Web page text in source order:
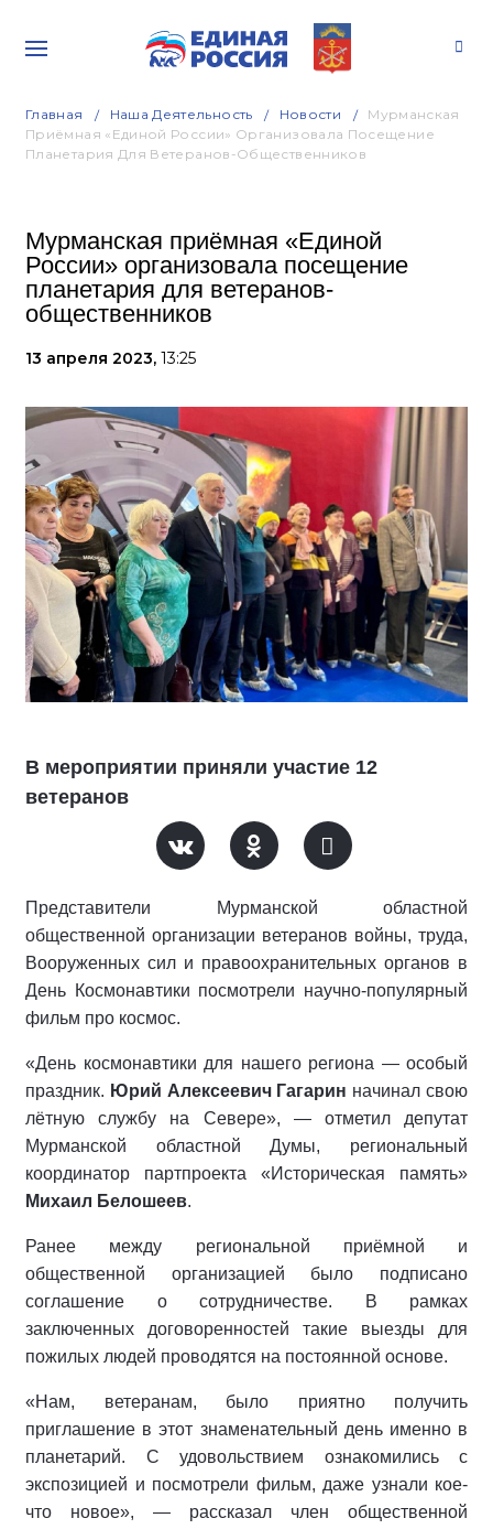
Главная Наша Деятельность Новости
Мурманская
Приёмная «Единой России» Организовала Посещение
Планетария Для Ветеранов-Общественников
Мурманская приёмная «Единой
России» организовала посещение
планетария для ветеранов-
общественников
13 апреля 2023, 13:25
В мероприятии приняли участие 12
ветеранов
Представители Мурманской областной
общественной организации ветеранов войны, труда,
Вооруженных сил и правоохранительных органов в
День Космонавтики посмотрели научно-популярный
фильм про космос.
«День космонавтики для нашего региона — особый
праздник. Юрий Алексеевич Гагарин начинал свою
лётную службу на Севере», — отметил депутат
Мурманской областной Думы, региональный
координатор партпроекта «Историческая память»
Михаил Белошеев.
Ранее между региональной приёмной и
общественной организацией было подписано
соглашение о сотрудничестве. В рамках
заключенных договоренностей такие выезды для
пожилых людей проводятся на постоянной основе.
«Нам, ветеранам, было приятно получить
приглашение в этот знаменательный день именно в
планетарий. С удовольствием ознакомились с
экспозицией и посмотрели фильм, даже узнали кое-
что новое», — рассказал член общественной